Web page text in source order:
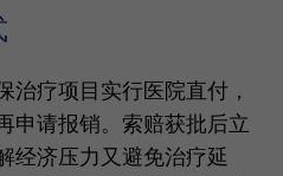
治疗项目实行医院直付，
申请报销。索赔获批后立
经济压力又避免治疗延